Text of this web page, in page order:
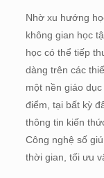
Nhờ xu hướng
không gian học
học có thể tiếp
dàng trên các
một nền giáo
điểm, tại bất kỳ
thông tin kiến
Công nghệ số
thời gian, tối ưu